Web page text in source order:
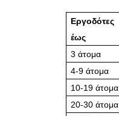
έως
3 άτομα
4-9 άτομα
10-19 άτομα
20-30 άτομα